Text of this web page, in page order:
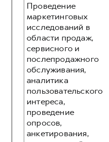
Проведение
маркетинговых
исследований в
области продаж,
сервисного и
послепродажного
обслуживания,
аналитика
пользовательского
интереса,
проведение
опросов,
анкетирования,